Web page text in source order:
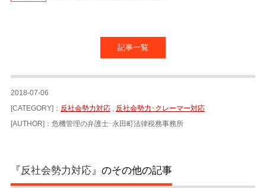
記事一覧
2018-07-06
[CATEGORY]： 反社会勢力対応
反社会勢力･クレーマー対応
[AUTHOR]：危機管理の弁護士･永田町法律税務事務所
『 反社会勢力対応』のその他の記事